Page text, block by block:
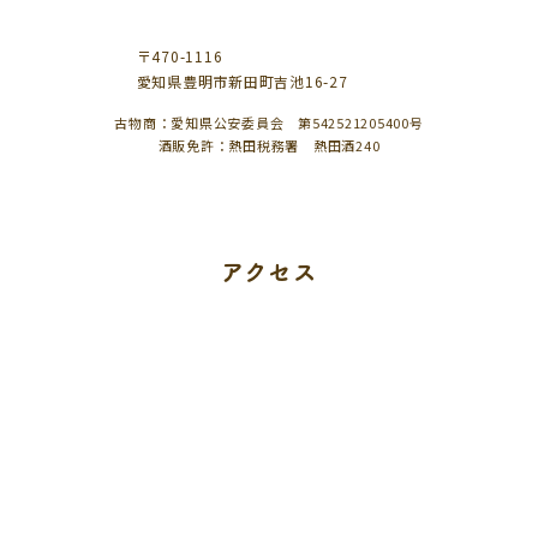
〒470-1116
愛知県豊明市新田町吉池16-27
古物商：愛知県公安委員会 第542521205400号
酒販免許：熱田税務署 熱田酒240
アクセス